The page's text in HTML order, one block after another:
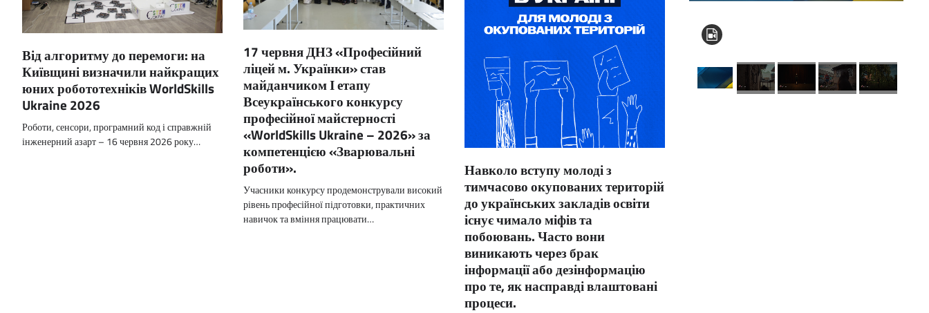
Від алгоритму до перемоги: на
Київщині визначили найкращих
юних робототехніків WorldSkills
Ukraine 2026
Роботи, сенсори, програмний код і справжній
інженерний азарт – 16 червня 2026 року…
17 червня ДНЗ «Професійний
ліцей м. Українки» став
майданчиком І етапу
Всеукраїнського конкурсу
професійної майстерності
«WorldSkills Ukraine – 2026» за
компетенцією «Зварювальні
роботи».
Учасники конкурсу продемонстрували високий
рівень професійної підготовки, практичних
навичок та вміння працювати…
Навколо вступу молоді з
тимчасово окупованих територій
до українських закладів освіти
існує чимало міфів та
побоювань. Часто вони
виникають через брак
інформації або дезінформацію
про те, як насправді влаштовані
процеси.